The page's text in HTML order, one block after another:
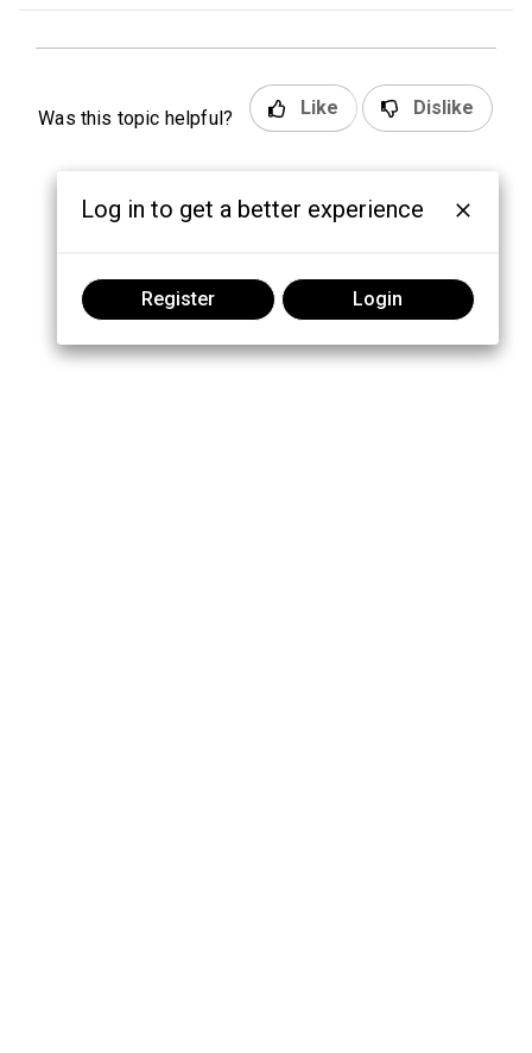
Was this topic helpful? Like Dislike
Log in to get a better experience
Register Login